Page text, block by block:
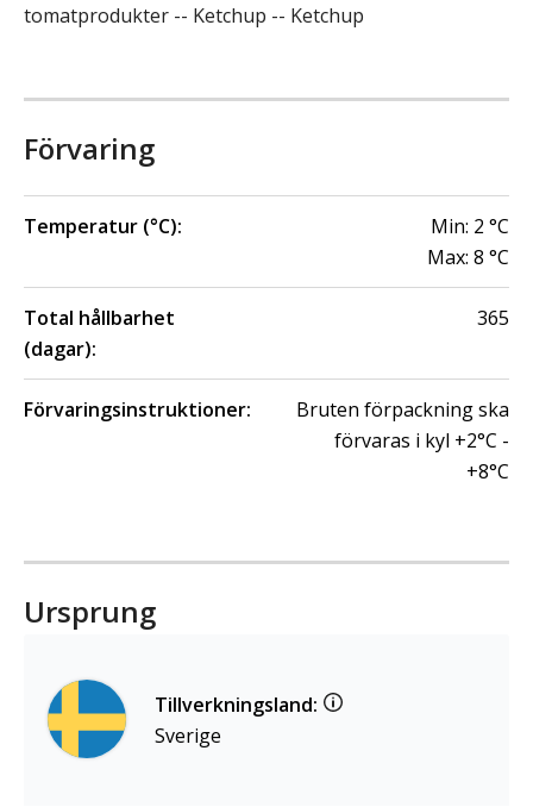
tomatprodukter -- Ketchup -- Ketchup
Förvaring
Temperatur (°C): Min: 2 °C
Max: 8 °C
Total hållbarhet
(dagar):
365
Förvaringsinstruktioner:
Bruten förpackning ska
förvaras i kyl +2°C -
+8°C
Ursprung
Tillverkningsland:
Sverige